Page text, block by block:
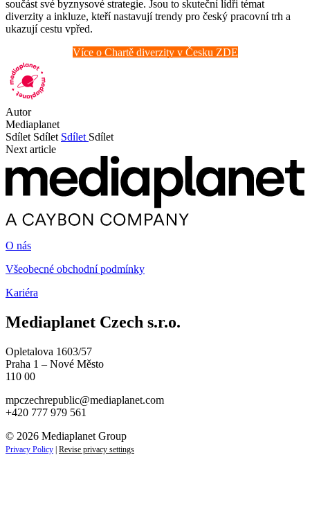
součást své byznysové strategie. Jsou to skuteční lídři témat
diverzity a inkluze, kteří nastavují trendy pro český pracovní trh a
ukazují cestu vpřed.
Více o Chartě diverzity v Česku ZDE
Autor
Mediaplanet
Sdílet Sdílet Sdílet Sdílet
Next article
O nás
Všeobecné obchodní podmínky
Kariéra
Mediaplanet Czech s.r.o.
Opletalova 1603/57
Praha 1 – Nové Město
110 00
mpczechrepublic@mediaplanet.com
+420 777 979 561
© 2026 Mediaplanet Group
Privacy Policy | Revise privacy settings